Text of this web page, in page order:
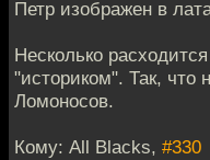
Петр изображен в
Несколько
"историком". Так,
Ломоносов.
Кому: All Blacks, #330